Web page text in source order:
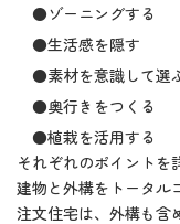
●ゾーニングする
●生活感を隠す
●素材を意識して選
●奥行きをつくる
●植栽を活用する
それぞれのポイントを
建物と外構をトータル
注文住宅は、外構も含